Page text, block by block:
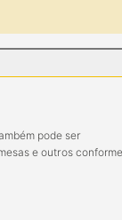
pode ser
e outros